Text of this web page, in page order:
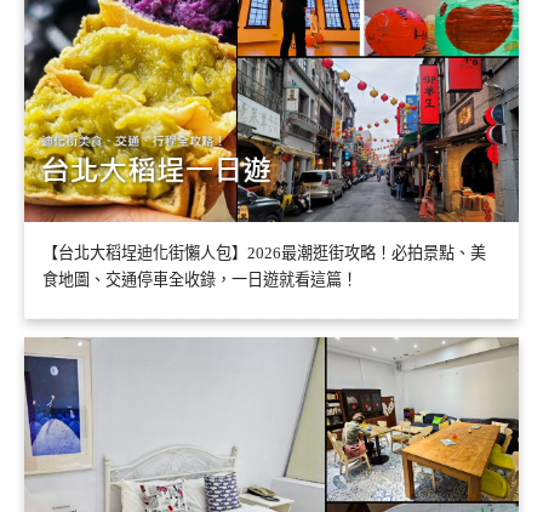
【台北大稻埕迪化街懶人包】2026最潮逛街攻略！必拍景點、美
食地圖、交通停車全收錄，一日遊就看這篇！